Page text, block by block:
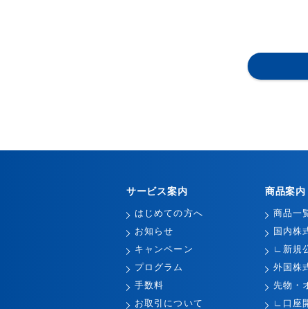
サービス案内
はじめての方へ
お知らせ
キャンペーン
プログラム
手数料
お取引について
商品案内
商品一
国内株
∟新規
外国株
先物・
∟口座